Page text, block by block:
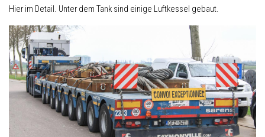
Hier im Detail. Unter dem Tank sind einige Luftkessel gebaut.